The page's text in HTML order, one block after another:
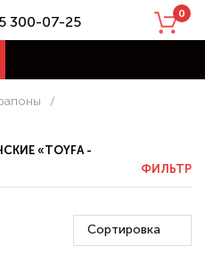
300-07-25 0
/
«TOYFA -
ФИЛЬТР
Сортировка